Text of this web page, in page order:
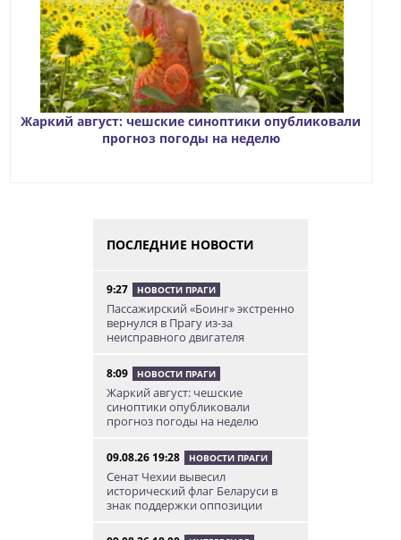
Жаркий август: чешские синоптики опубликовали
прогноз погоды на неделю
ПОСЛЕДНИЕ НОВОСТИ
9:27 НОВОСТИ ПРАГИ
Пассажирский «Боинг» экстренно
вернулся в Прагу из-за
неисправного двигателя
8:09 НОВОСТИ ПРАГИ
Жаркий август: чешские
синоптики опубликовали
прогноз погоды на неделю
09.08.26 19:28 НОВОСТИ ПРАГИ
Сенат Чехии вывесил
исторический флаг Беларуси в
знак поддержки оппозиции